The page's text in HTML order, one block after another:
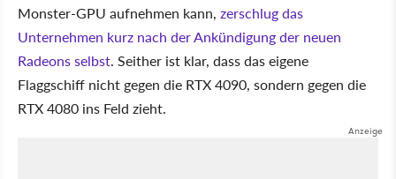
Monster-GPU aufnehmen kann, zerschlug das
Unternehmen kurz nach der Ankündigung der neuen
Radeons selbst. Seither ist klar, dass das eigene
Flaggschiff nicht gegen die RTX 4090, sondern gegen die
RTX 4080 ins Feld zieht.